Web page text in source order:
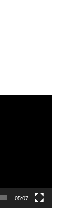
05:07